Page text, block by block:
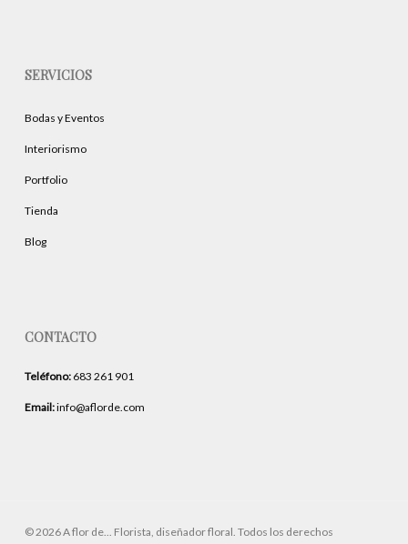
SERVICIOS
Bodas y Eventos
Interiorismo
Portfolio
Tienda
Blog
CONTACTO
Teléfono:683 261 901
Email:info@aflorde.com
© 2026 A flor de... Florista, diseñador floral. Todos los derechos